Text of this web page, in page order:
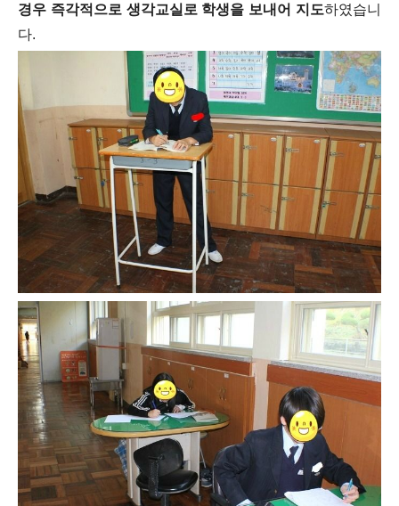
경우 즉각적으로 생각교실로 학생을 보내어 지도하였습니
다.